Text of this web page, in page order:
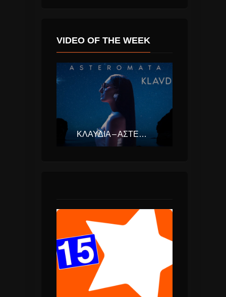
VIDEO OF THE WEEK
ΚΛΑΥΔΊΑ – ΑΣΤΕΡΟΜΆΤΑ (EUROVISION ΕΛΛΆΔΑ 2025)